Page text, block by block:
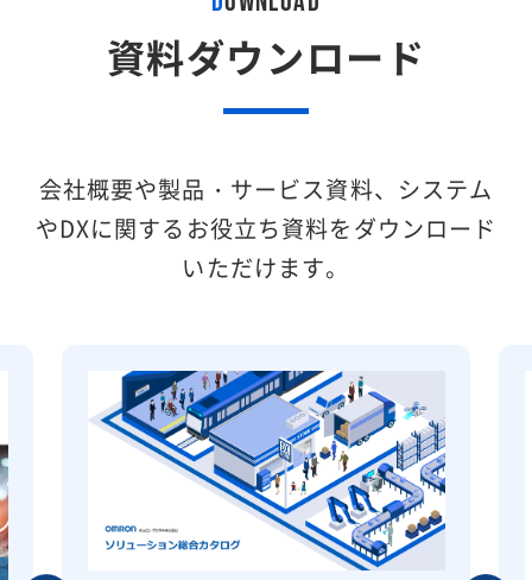
資料ダウンロード
会社概要や製品・サービス資料、システム
やDXに関するお役立ち資料をダウンロード
いただけます。